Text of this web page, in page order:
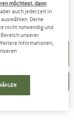
in einer Infobox
VERGLEICHEN
möchtest, dann
auch jederzeit in
Deine
nicht notwendig und
unserer
Informationen,